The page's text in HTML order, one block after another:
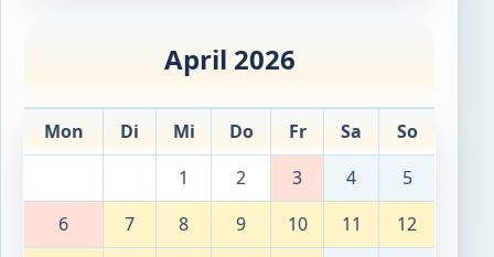
April 2026
Mon Di Mi Do Fr Sa
So
1
2 3 4
5
6
7 8 9 10 11
12